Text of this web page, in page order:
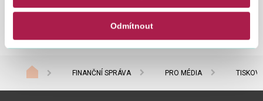
Odmítnout
FINANČNÍ SPRÁVA PRO MÉDIA